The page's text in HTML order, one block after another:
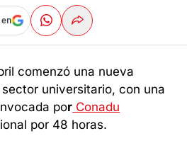
comenzó una nueva
universitario, con una
por Conadu
por 48 horas.